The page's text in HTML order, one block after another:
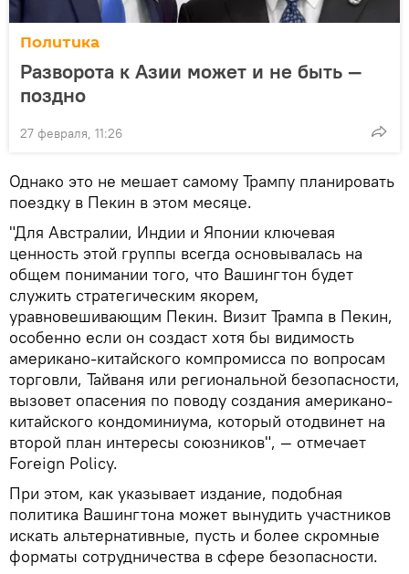
Политика
Разворота к Азии может и не быть —
поздно
27 февраля, 11:26
Однако это не мешает самому Трампу планировать
поездку в Пекин в этом месяце.
"Для Австралии, Индии и Японии ключевая
ценность этой группы всегда основывалась на
общем понимании того, что Вашингтон будет
служить стратегическим якорем,
уравновешивающим Пекин. Визит Трампа в Пекин,
особенно если он создаст хотя бы видимость
американо-китайского компромисса по вопросам
торговли, Тайваня или региональной безопасности,
вызовет опасения по поводу создания американо-
китайского кондоминиума, который отодвинет на
второй план интересы союзников", — отмечает
Foreign Policy.
При этом, как указывает издание, подобная
политика Вашингтона может вынудить участников
искать альтернативные, пусть и более скромные
форматы сотрудничества в сфере безопасности.